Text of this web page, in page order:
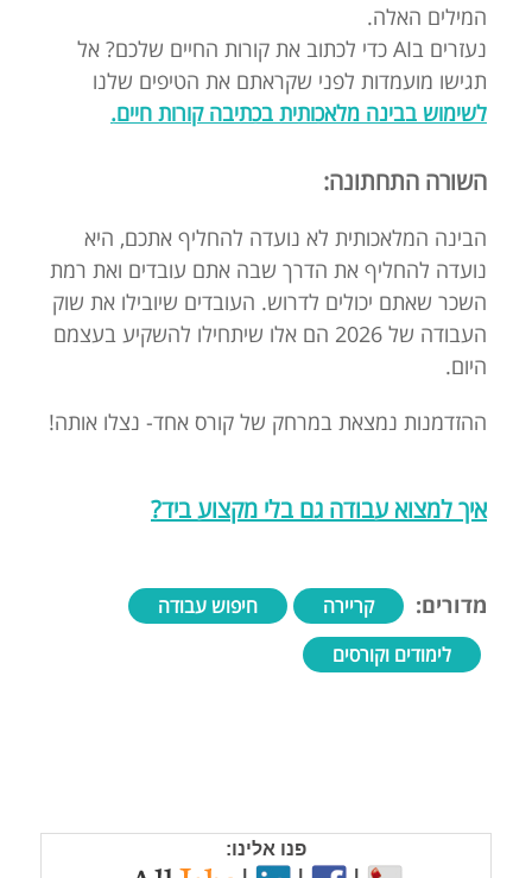
המילים האלה.
נעזרים בAI כדי לכתוב את קורות החיים שלכם? אל
תגישו מועמדות לפני שקראתם את הטיפים שלנו
לשימוש בבינה מלאכותית בכתיבה קורות חיים.
השורה התחתונה:
הבינה המלאכותית לא נועדה להחליף אתכם, היא
נועדה להחליף את הדרך שבה אתם עובדים ואת רמת
השכר שאתם יכולים לדרוש. העובדים שיובילו את שוק
העבודה של 2026 הם אלו שיתחילו להשקיע בעצמם
היום.
ההזדמנות נמצאת במרחק של קורס אחד- נצלו אותה!
איך למצוא עבודה גם בלי מקצוע ביד?
מדורים: קריירה
חיפוש עבודה
לימודים וקורסים
פנו אלינו: